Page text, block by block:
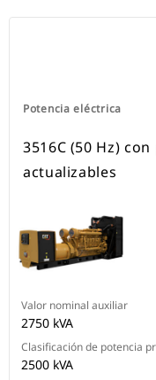
Potencia eléctrica
3516C (50 Hz)
actualizables
Valor nominal auxiliar
2750 kVA
Clasificación de potencia
2500 kVA